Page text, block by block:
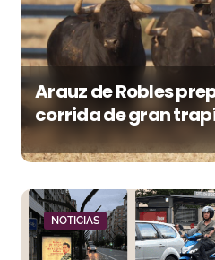
Arauz de Robles
corrida de gran
la despedida de
en Ciudad Real
NOTICIAS